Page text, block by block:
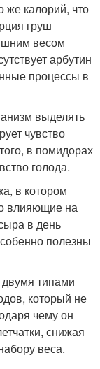
же калорий, что
груш
весом
арбутин
процессы в
выделять
чувство
в помидорах
голода.
в котором
влияющие на
в день
полезны
типами
который не
чему он
снижая
веса.